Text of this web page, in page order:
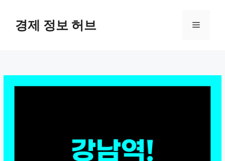
경제 정보 허브 메